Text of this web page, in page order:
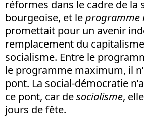
réformes dans le cadre de la
bourgeoise, et leprogramme
promettait pour un avenir
remplacement du
socialisme. Entre le
le programme maximum, il
pont. La social-démocratie
ce pont, car desocialisme,
jours de fête.